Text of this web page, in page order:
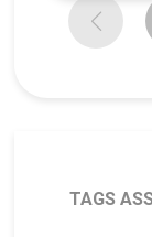
TAGS